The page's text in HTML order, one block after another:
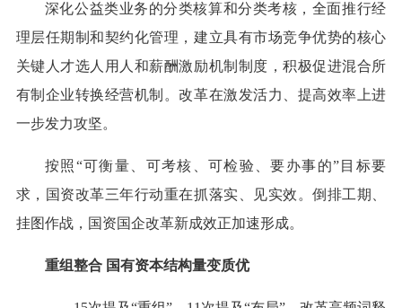
深化公益类业务的分类核算和分类考核，全面推行经
理层任期制和契约化管理，建立具有市场竞争优势的核心
关键人才选人用人和薪酬激励机制制度，积极促进混合所
有制企业转换经营机制。改革在激发活力、提高效率上进
一步发力攻坚。
按照“可衡量、可考核、可检验、要办事的”目标要
求，国资改革三年行动重在抓落实、见实效。倒排工期、
挂图作战，国资国企改革新成效正加速形成。
重组整合 国有资本结构量变质优